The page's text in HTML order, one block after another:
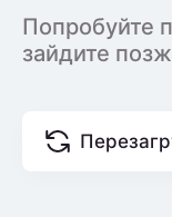
Попробуйте
зайдите